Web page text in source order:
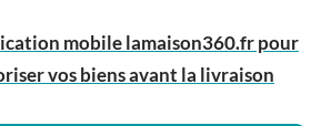
mobile lamaison360.fr pour
vos biens avant la livraison